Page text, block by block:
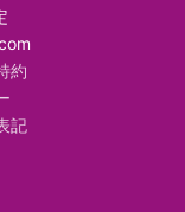
約
記